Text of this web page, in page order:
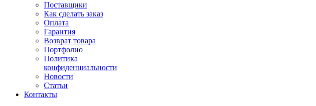
Поставщики
Как сделать заказ
Оплата
Гарантия
Возврат товара
Портфолио
Политика
конфиденциальности
Новости
Статьи
Контакты